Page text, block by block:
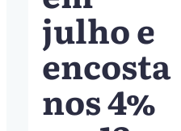
julho e
encosta
nos 4%